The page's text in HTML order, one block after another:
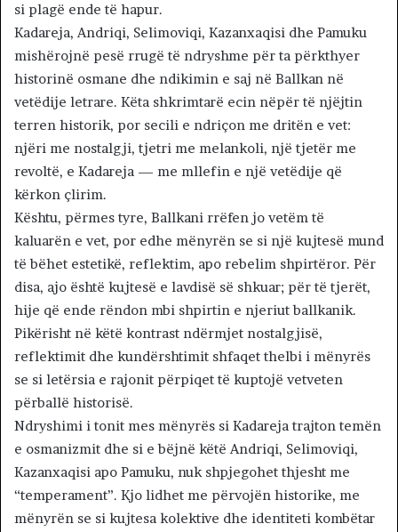
si plagë ende të hapur.
Kadareja, Andriqi, Selimoviqi, Kazanxaqisi dhe Pamuku
mishërojnë pesë rrugë të ndryshme për ta përkthyer
historinë osmane dhe ndikimin e saj në Ballkan në
vetëdije letrare. Këta shkrimtarë ecin nëpër të njëjtin
terren historik, por secili e ndriçon me dritën e vet:
njëri me nostalgji, tjetri me melankoli, një tjetër me
revoltë, e Kadareja — me mllefin e një vetëdije që
kërkon çlirim.
Kështu, përmes tyre, Ballkani rrëfen jo vetëm të
kaluarën e vet, por edhe mënyrën se si një kujtesë mund
të bëhet estetikë, reflektim, apo rebelim shpirtëror. Për
disa, ajo është kujtesë e lavdisë së shkuar; për të tjerët,
hije që ende rëndon mbi shpirtin e njeriut ballkanik.
Pikërisht në këtë kontrast ndërmjet nostalgjisë,
reflektimit dhe kundërshtimit shfaqet thelbi i mënyrës
se si letërsia e rajonit përpiqet të kuptojë vetveten
përballë historisë.
Ndryshimi i tonit mes mënyrës si Kadareja trajton temën
e osmanizmit dhe si e bëjnë këtë Andriqi, Selimoviqi,
Kazanxaqisi apo Pamuku, nuk shpjegohet thjesht me
“temperament”. Kjo lidhet me përvojën historike, me
mënyrën se si kujtesa kolektive dhe identiteti kombëtar